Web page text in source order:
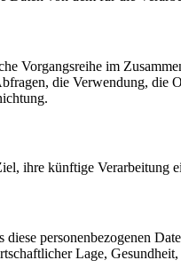
Vorgangsreihe im
die Verwendung,
ihre künftige Verarbeitung
personenbezogenen
Lage,